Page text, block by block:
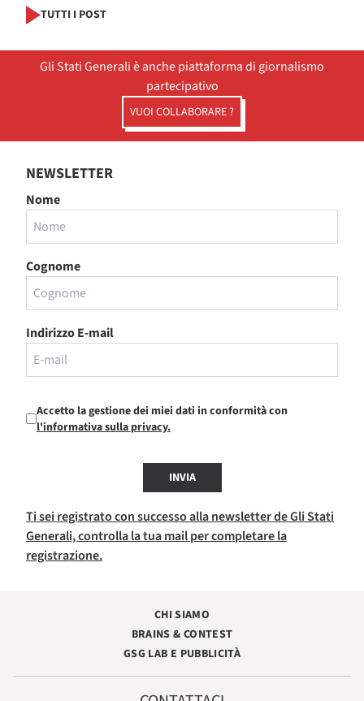
TUTTI I POST
Gli Stati Generali è anche piattaforma di giornalismo
partecipativo
VUOI COLLABORARE ?
NEWSLETTER
Nome
Cognome
Indirizzo E-mail
Accetto la gestione dei miei dati in conformità con
l'informativa sulla privacy.
INVIA
Ti sei registrato con successo alla newsletter de Gli Stati
Generali, controlla la tua mail per completare la
registrazione.
CHI SIAMO
BRAINS & CONTEST
GSG LAB E PUBBLICITÀ